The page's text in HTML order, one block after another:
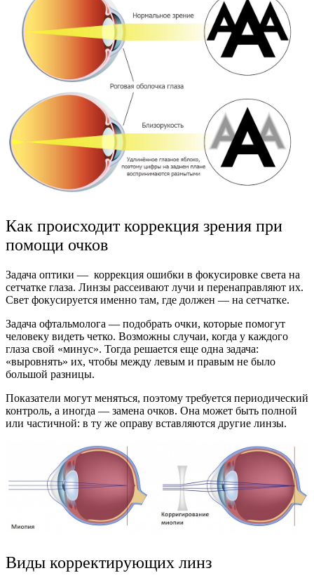
Как происходит коррекция зрения при
помощи очков
Задача оптики — коррекция ошибки в фокусировке света на
сетчатке глаза. Линзы рассеивают лучи и перенаправляют их.
Свет фокусируется именно там, где должен — на сетчатке.
Задача офтальмолога — подобрать очки, которые помогут
человеку видеть четко. Возможны случаи, когда у каждого
глаза свой «минус». Тогда решается еще одна задача:
«выровнять» их, чтобы между левым и правым не было
большой разницы.
Показатели могут меняться, поэтому требуется периодический
контроль, а иногда — замена очков. Она может быть полной
или частичной: в ту же оправу вставляются другие линзы.
Виды корректирующих линз